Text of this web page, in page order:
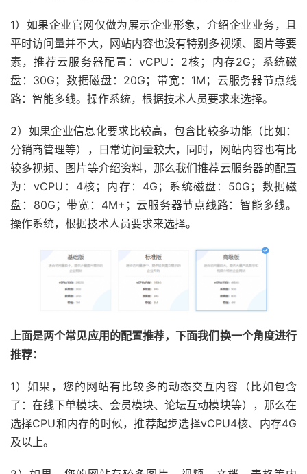
1）如果企业官网仅做为展示企业形象，介绍企业业务，且
平时访问量并不大，网站内容也没有特别多视频、图片等要
素，推荐云服务器配置：vCPU：2核；内存2G；系统磁
盘：30G；数据磁盘：20G；带宽：1M；云服务器节点线
路：智能多线。操作系统，根据技术人员要求来选择。
2）如果企业信息化要求比较高，包含比较多功能（比如：
分销商管理等），日常访问量较大，同时，网站内容也有比
较多视频、图片等介绍资料，那么我们推荐云服务器的配置
为：vCPU：4核；内存：4G；系统磁盘：50G；数据磁
盘：80G；带宽：4M+；云服务器节点线路：智能多线。
操作系统，根据技术人员要求来选择。
上面是两个常见应用的配置推荐，下面我们换一个角度进行
推荐：
1）如果，您的网站有比较多的动态交互内容（比如包含
了：在线下单模块、会员模块、论坛互动模块等），那么在
选择CPU和内存的时候，推荐起步选择vCPU4核、内存4G
及以上。